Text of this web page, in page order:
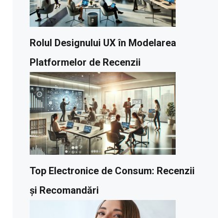
Rolul Designului UX în Modelarea
Platformelor de Recenzii
Top Electronice de Consum: Recenzii
și Recomandări